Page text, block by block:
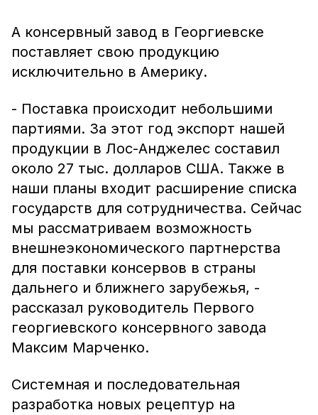
А консервный завод в Георгиевске
поставляет свою продукцию
исключительно в Америку.
- Поставка происходит небольшими
партиями. За этот год экспорт нашей
продукции в Лос-Анджелес составил
около 27 тыс. долларов США. Также в
наши планы входит расширение списка
государств для сотрудничества. Сейчас
мы рассматриваем возможность
внешнеэкономического партнерства
для поставки консервов в страны
дальнего и ближнего зарубежья, -
рассказал руководитель Первого
георгиевского консервного завода
Максим Марченко.
Системная и последовательная
разработка новых рецептур на